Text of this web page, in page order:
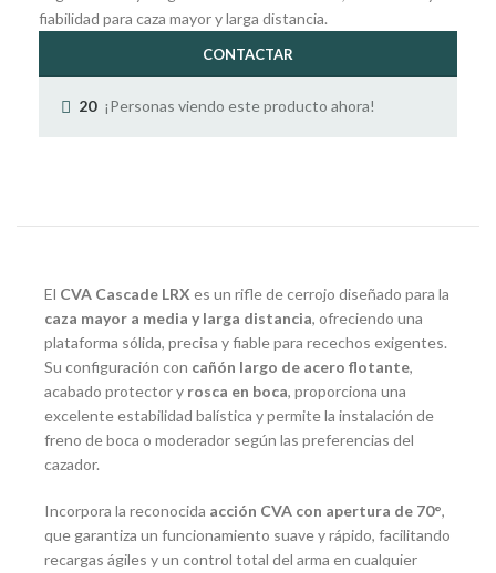
fiabilidad para caza mayor y larga distancia.
CONTACTAR
20 ¡Personas viendo este producto ahora!
El CVA Cascade LRX es un rifle de cerrojo diseñado para la
caza mayor a media y larga distancia, ofreciendo una
plataforma sólida, precisa y fiable para recechos exigentes.
Su configuración con cañón largo de acero flotante,
acabado protector y rosca en boca, proporciona una
excelente estabilidad balística y permite la instalación de
freno de boca o moderador según las preferencias del
cazador.
Incorpora la reconocida acción CVA con apertura de 70°,
que garantiza un funcionamiento suave y rápido, facilitando
recargas ágiles y un control total del arma en cualquier